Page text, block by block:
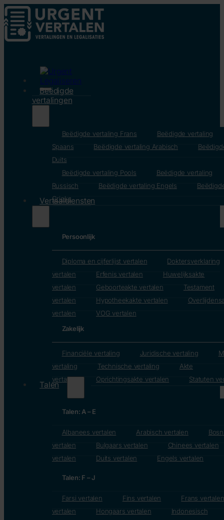
Beëdigde
vertalingen
Beëdigde vertaling Frans
Beëdigde vertaling
Spaans
Beëdigde vertaling Arabisch
Duits
Beëdigde vertaling Pools
Beëdigde vertaling
Russisch
Beëdigde vertaling Engels
Grieks
Vertaaldiensten
Persoonlijk
Diploma en cijferlijst vertalen
Doktersverklaring
vertalen
Erfenis vertalen
Huwelijksakte
vertalen
Geboorteakte vertalen
Testament
vertalen
Hypotheekakte vertalen
vertalen
VOG vertalen
Zakelijk
Financiële vertaling Juridische vertaling
vertaling
Technische vertaling
Akte
vertalen
Oprichtingsakte vertalen Statuten
Talen
Talen: A – E
Albanees vertalen Arabisch vertalen
vertalen
Bulgaars vertalen
Chinees vertalen
vertalen
Duits vertalen Engels vertalen
Talen: F – J
Farsi vertalen Fins vertalen
Frans vertalen
vertalen
Hongaars vertalen
Indonesisch